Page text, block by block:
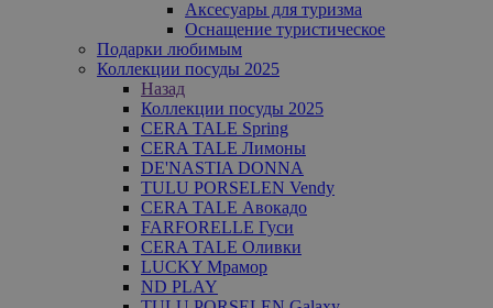
Аксесуары для туризма
Оснащение туристическое
Подарки любимым
Коллекции посуды 2025
Назад
Коллекции посуды 2025
CERA TALE Spring
CERA TALE Лимоны
DE'NASTIA DONNA
TULU PORSELEN Vendy
CERA TALE Авокадо
FARFORELLE Гуси
CERA TALE Оливки
LUCKY Мрамор
ND PLAY